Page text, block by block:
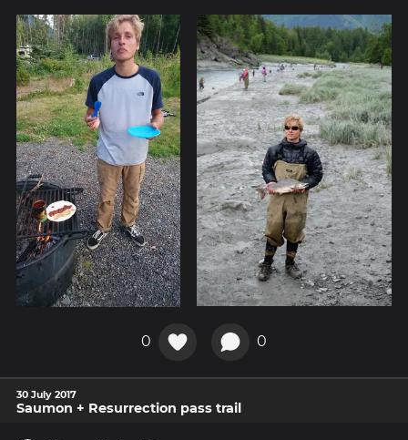
0 0
30 July 2017
Saumon + Resurrection pass trail